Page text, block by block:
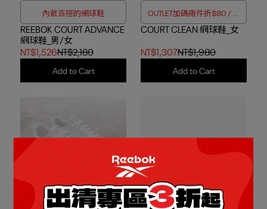
內斂百搭的網球鞋
REEBOK COURT ADVANCE
網球鞋_男/女
NT$1,526NT$2,180
Add to Cart
OUTLET加碼兩件折$80 / 四
件折$188
COURT CLEAN 網球鞋_女
NT$1,307NT$1,980
Add to Cart